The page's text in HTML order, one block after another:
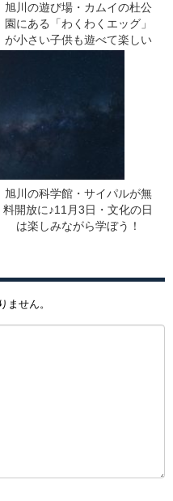
旭川の遊び場・カムイの杜公
園にある「わくわくエッグ」
が小さい子供も遊べて楽しい
旭川の科学館・サイパルが無
料開放に♪11月3日・文化の日
は楽しみながら学ぼう！
ません。